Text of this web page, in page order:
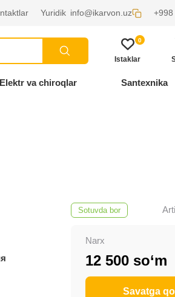
Yuridik info@ikarvon.uz
0
Istaklar
va chiroqlar Santexnika
Sotuvda bor
Narx
12 500 so‘m
Savatga